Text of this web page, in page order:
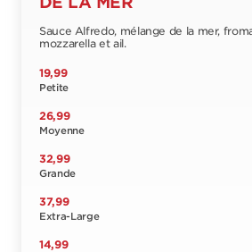
Sauce Alfredo, mélange de la mer,
mozzarella et ail.
19,99
Petite
26,99
Moyenne
32,99
Grande
37,99
Extra-Large
14,99